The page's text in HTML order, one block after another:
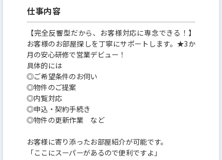
仕事内容
【完全反響型だから、お客様対応に専念できる！】
お客様のお部屋探しを丁寧にサポートします。★3か
月の安心研修で営業デビュー！
具体的には
◎ご希望条件のお伺い
◎物件のご提案
◎内覧対応
◎申込・契約手続き
◎物件の更新作業 など
お客様に寄り添ったお部屋紹介が可能です。
「ここにスーパーがあるので便利ですよ」